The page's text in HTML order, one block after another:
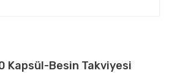
Kapsül-Besin Takviyesi